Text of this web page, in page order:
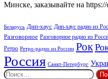
Минске, заказывайте на https://
Беларусь Дип-хаус Дип-хаус радио из
Разговорное Разговорное радио из
Ретро Ретро-радио из России Рок
Россия Санкт-Петербург
Найти: